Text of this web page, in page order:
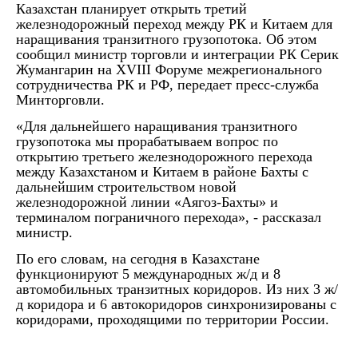
Казахстан планирует открыть третий
железнодорожный переход между РК и Китаем для
наращивания транзитного грузопотока. Об этом
сообщил министр торговли и интеграции РК Серик
Жумангарин на XVIII Форуме межрегионального
сотрудничества РК и РФ, передает пресс-служба
Минторговли.
«Для дальнейшего наращивания транзитного
грузопотока мы прорабатываем вопрос по
открытию третьего железнодорожного перехода
между Казахстаном и Китаем в районе Бахты с
дальнейшим строительством новой
железнодорожной линии «Аягоз-Бахты» и
терминалом пограничного перехода», - рассказал
министр.
По его словам, на сегодня в Казахстане
функционируют 5 международных ж/д и 8
автомобильных транзитных коридоров. Из них 3 ж/
д коридора и 6 автокоридоров синхронизированы с
коридорами, проходящими по территории России.